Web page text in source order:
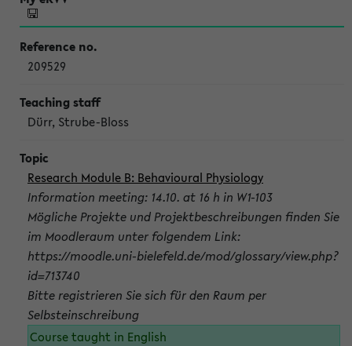
209529
Dürr, Strube-Bloss
Research Module B: Behavioural Physiology
Information meeting: 14.10. at 16 h in W1-103
Mögliche Projekte und Projektbeschreibungen finden Sie
im Moodleraum unter folgendem Link:
https://moodle.uni-bielefeld.de/mod/glossary/view.php?
id=713740
Bitte registrieren Sie sich für den Raum per
Selbsteinschreibung
Course taught in English